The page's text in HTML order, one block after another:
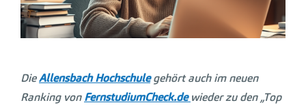
DieAllensbach Hochschulegehört auch im neuen
Ranking vonFernstudiumCheck.dewieder zu den „Top